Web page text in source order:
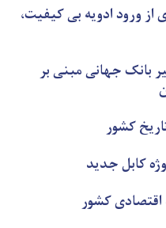
ورود ادویه بی کیفیت،
بانک جهانی مبنی بر
کشور
کابل جدید
کشور